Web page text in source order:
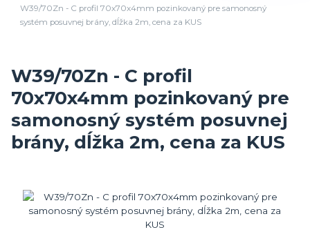
W39/70Zn - C profil 70x70x4mm pozinkovaný pre samonosný
systém posuvnej brány, dĺžka 2m, cena za KUS
W39/70Zn - C profil
70x70x4mm pozinkovaný pre
samonosný systém posuvnej
brány, dĺžka 2m, cena za KUS